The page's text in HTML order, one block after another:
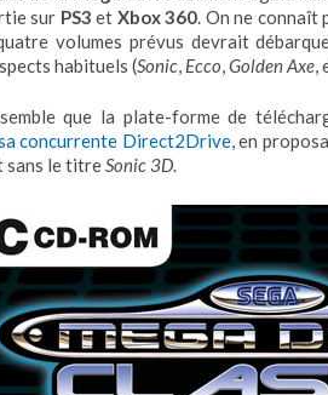
sur PS3 et Xbox 360 . On ne connaît
volumes prévus devrait
habituels (Sonic Ecco Golden Axe ,
que la plate-forme de
concurrente Direct2Drive, en
sans le titreSonic 3D.